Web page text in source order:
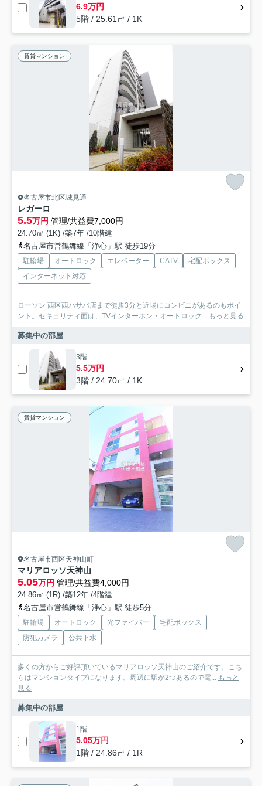
6.9万円
5階 / 25.61㎡ / 1K
賃貸マンション
名古屋市北区城見通
レガーロ
5.5万円 管理/共益費7,000円
24.70㎡ (1K) /築7年 /10階建
名古屋市営鶴舞線「浄心」駅 徒歩19分
駐輪場 オートロック エレベーター CATV
宅配ボックス
インターネット対応
ローソン 西区西ハサバ店まで徒歩3分と近場にコンビニがあるのもポイ
ント。セキュリティ面は、TVインターホン・オートロック... もっと見る
募集中の部屋
3階
5.5万円
3階 / 24.70㎡ / 1K
賃貸マンション
名古屋市西区天神山町
マリアロッソ天神山
5.05万円 管理/共益費4,000円
24.86㎡ (1R) /築12年 /4階建
名古屋市営鶴舞線「浄心」駅 徒歩5分
駐輪場 オートロック 光ファイバー
宅配ボックス
防犯カメラ
公共下水
多くの方からご好評頂いているマリアロッソ天神山のご紹介です。こち
らはマンションタイプになります。周辺に駅が2つあるので電... もっと
見る
募集中の部屋
1階
5.05万円
1階 / 24.86㎡ / 1R